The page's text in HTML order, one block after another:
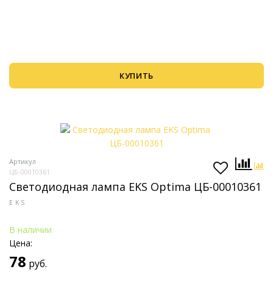
КУПИТЬ
Артикул
ЦБ-00010361
Светодиодная лампа EKS Optima ЦБ-00010361
EKS
В наличии
Цена:
78 руб.